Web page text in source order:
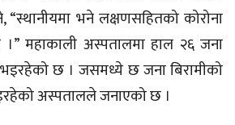
भने लक्षणसहितको कोरोना
महाकाली अस्पतालमा हाल २६ जना
छ । जसमध्ये छ जना बिरामीको
अस्पतालले जनाएको छ ।